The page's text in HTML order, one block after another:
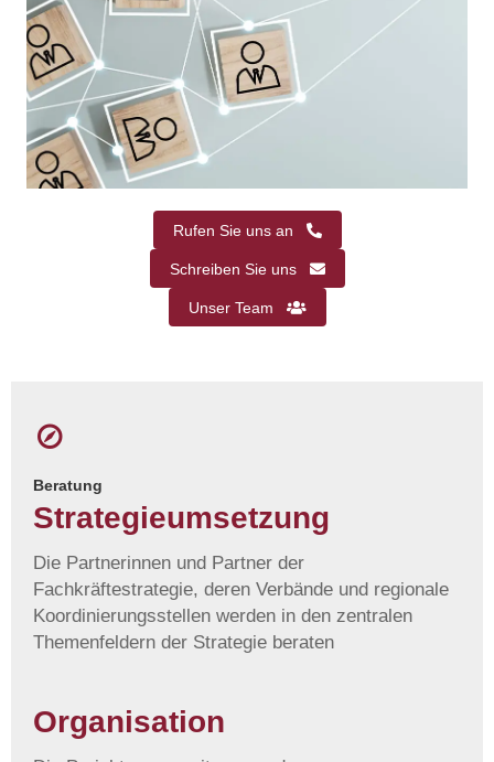
Rufen Sie uns an
Schreiben Sie uns
Unser Team
Beratung
Strategieumsetzung
Die Partnerinnen und Partner der
Fachkräftestrategie, deren Verbände und regionale
Koordinierungsstellen werden in den zentralen
Themenfeldern der Strategie beraten
Organisation